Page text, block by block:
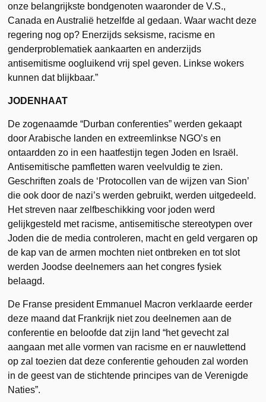
onze belangrijkste bondgenoten waaronder de V.S.,
Canada en Australië hetzelfde al gedaan. Waar wacht deze
regering nog op? Enerzijds seksisme, racisme en
genderproblematiek aankaarten en anderzijds
antisemitisme oogluikend vrij spel geven. Linkse wokers
kunnen dat blijkbaar.”
JODENHAAT
De zogenaamde “Durban conferenties” werden gekaapt
door Arabische landen en extreemlinkse NGO’s en
ontaardden zo in een haatfestijn tegen Joden en Israël.
Antisemitische pamfletten waren veelvuldig te zien.
Geschriften zoals de ‘Protocollen van de wijzen van Sion’
die ook door de nazi’s werden gebruikt, werden uitgedeeld.
Het streven naar zelfbeschikking voor joden werd
gelijkgesteld met racisme, antisemitische stereotypen over
Joden die de media controleren, macht en geld vergaren op
de kap van de armen mochten niet ontbreken en tot slot
werden Joodse deelnemers aan het congres fysiek
belaagd.
De Franse president Emmanuel Macron verklaarde eerder
deze maand dat Frankrijk niet zou deelnemen aan de
conferentie en beloofde dat zijn land “het gevecht zal
aangaan met alle vormen van racisme en er nauwlettend
op zal toezien dat deze conferentie gehouden zal worden
in de geest van de stichtende principes van de Verenigde
Naties”.